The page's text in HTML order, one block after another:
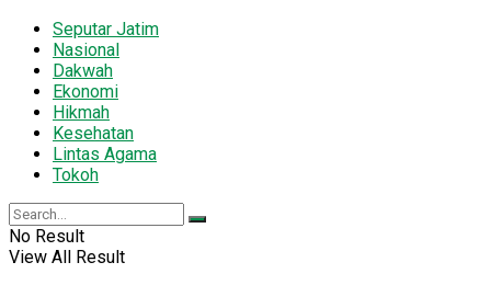
Seputar Jatim
Nasional
Dakwah
Ekonomi
Hikmah
Kesehatan
Lintas Agama
Tokoh
No Result
View All Result